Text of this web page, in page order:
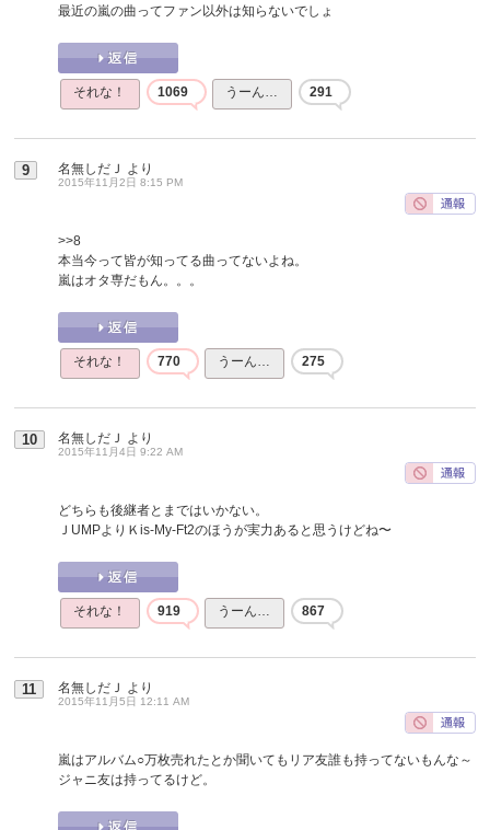
最近の嵐の曲ってファン以外は知らないでしょ
それな！ 1069 うーん… 291
9 名無しだＪ より
2015年11月2日 8:15 PM
>>8
本当今って皆が知ってる曲ってないよね。
嵐はオタ専だもん。。。
それな！ 770 うーん… 275
10 名無しだＪ より
2015年11月4日 9:22 AM
どちらも後継者とまではいかない。
ＪUMPよりＫis-My-Ft2のほうが実力あると思うけどね〜
それな！ 919 うーん… 867
11 名無しだＪ より
2015年11月5日 12:11 AM
嵐はアルバム○万枚売れたとか聞いてもリア友誰も持ってないもんな～
ジャニ友は持ってるけど。